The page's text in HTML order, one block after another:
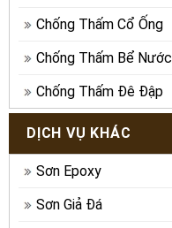
Chống Thấm Cổ Ống
Chống Thấm Bể Nước
Chống Thấm Đê Đập
DỊCH VỤ KHÁC
Sơn Epoxy
Sơn Giả Đá